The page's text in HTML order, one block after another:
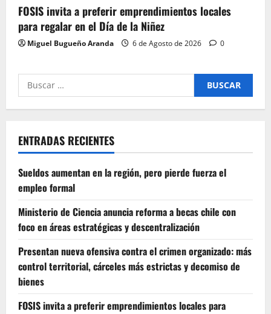
FOSIS invita a preferir emprendimientos locales
para regalar en el Día de la Niñez
Miguel Bugueño Aranda 6 de Agosto de 2026 0
Buscar
por:
ENTRADAS RECIENTES
Sueldos aumentan en la región, pero pierde fuerza el
empleo formal
Ministerio de Ciencia anuncia reforma a becas chile con
foco en áreas estratégicas y descentralización
Presentan nueva ofensiva contra el crimen organizado: más
control territorial, cárceles más estrictas y decomiso de
bienes
FOSIS invita a preferir emprendimientos locales para